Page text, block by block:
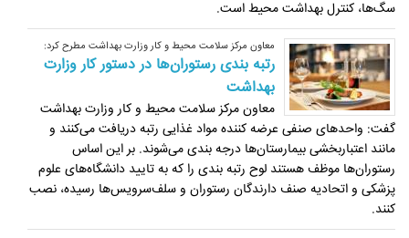
سگ‌ها، کنترل بهداشت محیط است.
معاون مرکز سلامت محیط و کار وزارت بهداشت مطرح کرد:
رتبه بندی رستوران‌ها در دستور کار وزارت
بهداشت
معاون مرکز سلامت محیط و کار وزارت بهداشت
گفت: واحدهای صنفی عرضه کننده مواد غذایی رتبه دریافت می‌کنند و
مانند اعتباربخشی بیمارستان‌ها درجه بندی می‌شوند. بر این اساس
رستوران‌ها موظف هستند لوح رتبه بندی را که به تایید دانشگاه‌های علوم
پزشکی و اتحادیه صنف دارندگان رستوران و سلف‌سرویس‌ها رسیده، نصب
کنند.